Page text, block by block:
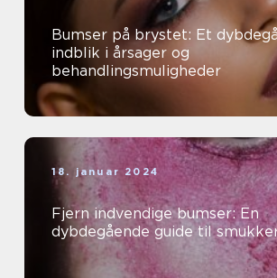
Bumser på brystet: Et
indblik i årsager og
behandlingsmuligheder
18. januar 2024
Fjern indvendige bumser: En
dybdegående guide til